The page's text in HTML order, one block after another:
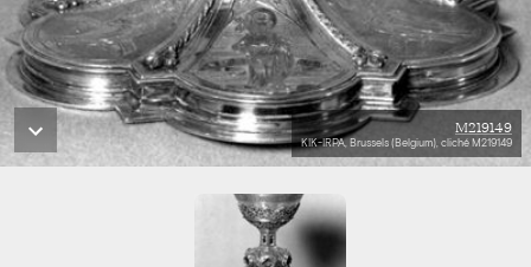
M219149
KIK-IRPA, Brussels (Belgium), cliché M219149